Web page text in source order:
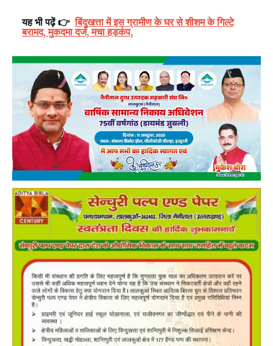
यह भी पढ़ें 👉 बिंदुखत्ता में इस ग्रामीण के घर से शीशम के गिल्टे
बरामद, मुकदमा दर्ज, मचा हड़कंप,